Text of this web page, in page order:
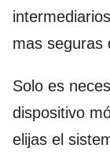
mas seguras
Solo es
dispositivo
elijas el